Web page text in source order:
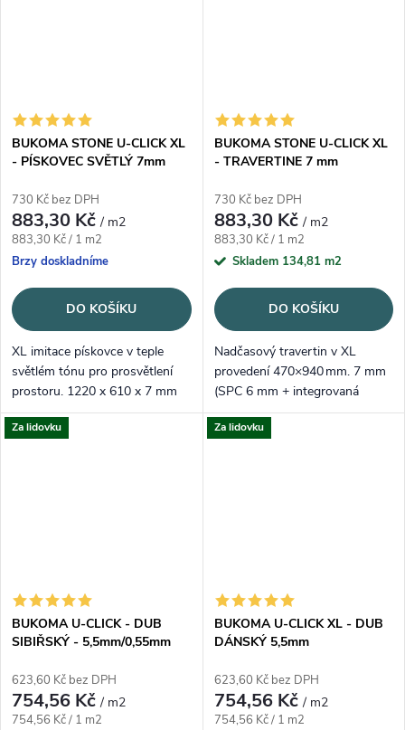
BUKOMA STONE U-CLICK XL
- PÍSKOVEC SVĚTLÝ 7mm
730 Kč bez DPH
883,30 Kč/ m2
Měrná cena:
883,30 Kč / 1 m2
Brzy doskladníme
DO KOŠÍKU
XL imitace pískovce v teple
světlém tónu pro prosvětlení
prostoru. 1220 x 610 x 7 mm
(SPC 6 mm + korková podložka
1 mm), nášlap 0,55 mm – tichá
BUKOMA STONE U-CLICK XL
- TRAVERTINE 7 mm
730 Kč bez DPH
883,30 Kč/ m2
Měrná cena:
883,30 Kč / 1 m2
Skladem 134,81 m2
DO KOŠÍKU
Nadčasový travertin v XL
provedení 470×940 mm. 7 mm
(SPC 6 mm + integrovaná
korková podložka 1 mm),
nášlap 0,55 mm – odolná a
Za lidovku
BUKOMA U-CLICK - DUB
SIBIŘSKÝ - 5,5mm/0,55mm
623,60 Kč bez DPH
754,56 Kč/ m2
Měrná cena:
754,56 Kč / 1 m2
Za lidovku
BUKOMA U-CLICK XL - DUB
DÁNSKÝ 5,5mm
623,60 Kč bez DPH
754,56 Kč/ m2
Měrná cena:
754,56 Kč / 1 m2